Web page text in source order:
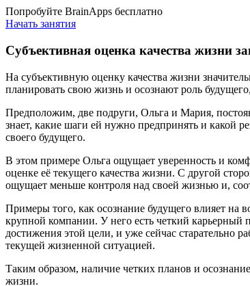
Попробуйте BrainApps бесплатно
Начать занятия
Субъективная оценка качества жизни
На субъективную оценку качества жизни
планировать свою жизнь и осознают роль
Предположим, две подруги, Ольга и Мария,
знает, какие шаги ей нужно предпринять и какой
своего будущего.
В этом примере Ольга ощущает уверенность и
оценке её текущего качества жизни. С другой
ощущает меньше контроля над своей жизнью и,
Примеры того, как осознание будущего влияет на
крупной компании. У него есть четкий карьерный
достижения этой цели, и уже сейчас старательно
текущей жизненной ситуацией.
Таким образом, наличие четких планов и
жизни.